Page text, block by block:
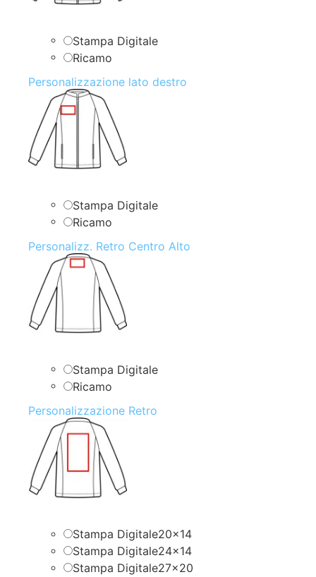
Stampa Digitale
Ricamo
Personalizzazione lato destro
Stampa Digitale
Ricamo
Personalizz. Retro Centro Alto
Stampa Digitale
Ricamo
Personalizzazione Retro
Stampa Digitale20x14
Stampa Digitale24x14
Stampa Digitale27x20